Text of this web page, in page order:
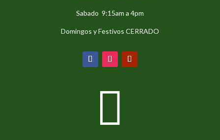
Sabado 9:15am a 4pm
Domingos y Festivos CERRADO
